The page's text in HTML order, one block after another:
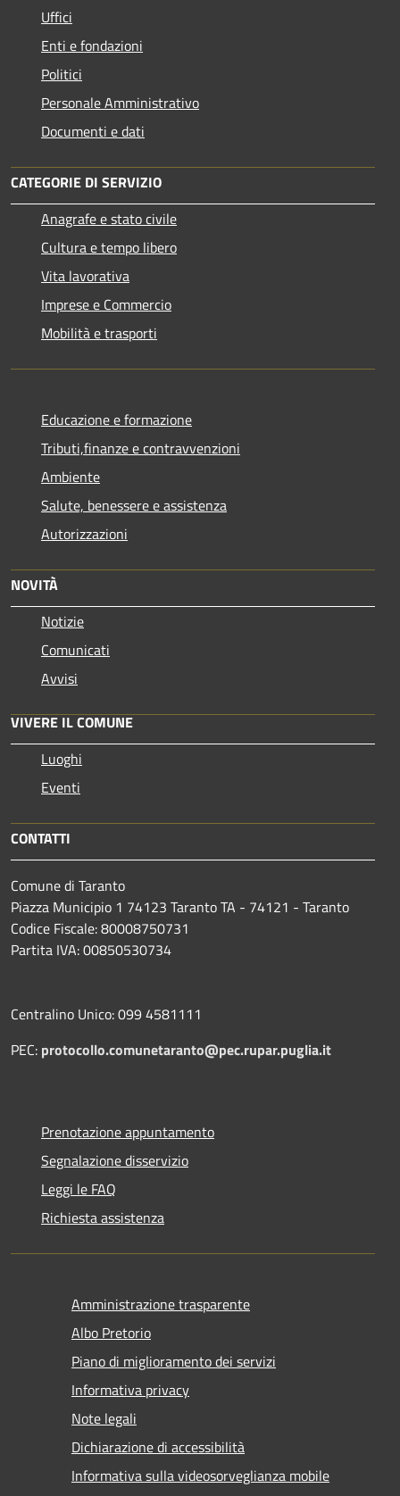
Uffici
Enti e fondazioni
Politici
Personale Amministrativo
Documenti e dati
CATEGORIE DI SERVIZIO
Anagrafe e stato civile
Cultura e tempo libero
Vita lavorativa
Imprese e Commercio
Mobilità e trasporti
Educazione e formazione
Tributi,finanze e contravvenzioni
Ambiente
Salute, benessere e assistenza
Autorizzazioni
NOVITÀ
Notizie
Comunicati
Avvisi
VIVERE IL COMUNE
Luoghi
Eventi
CONTATTI
Comune di Taranto
Piazza Municipio 1 74123 Taranto TA - 74121 - Taranto
Codice Fiscale: 80008750731
Partita IVA: 00850530734
Centralino Unico: 099 4581111
PEC: protocollo.comunetaranto@pec.rupar.puglia.it
Prenotazione appuntamento
Segnalazione disservizio
Leggi le FAQ
Richiesta assistenza
Amministrazione trasparente
Albo Pretorio
Piano di miglioramento dei servizi
Informativa privacy
Note legali
Dichiarazione di accessibilità
Informativa sulla videosorveglianza mobile